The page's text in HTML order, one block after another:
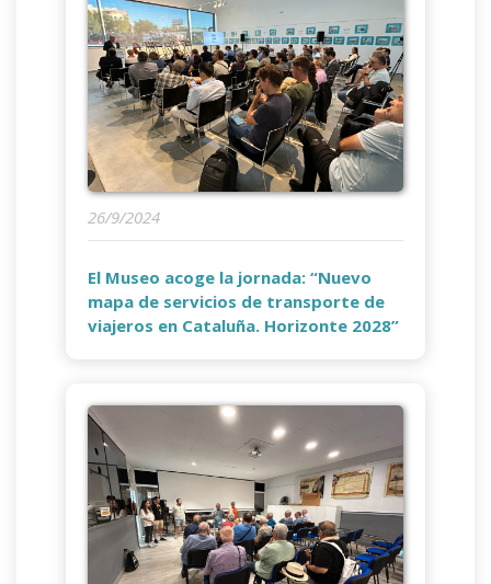
26/9/2024
El Museo acoge la jornada: “Nuevo
mapa de servicios de transporte de
viajeros en Cataluña. Horizonte 2028”